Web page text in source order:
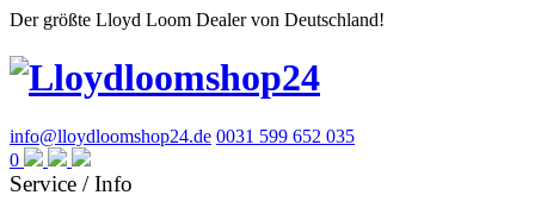
Der größte Lloyd Loom Dealer von Deutschland!
info@lloydloomshop24.de 0031 599 652 035
0
Service / Info